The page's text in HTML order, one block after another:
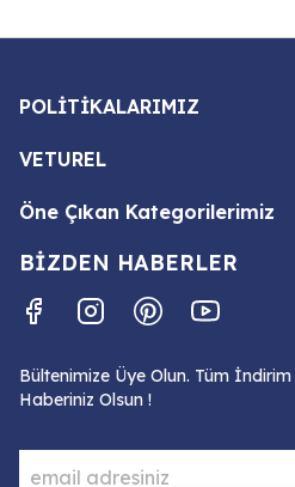
POLİTİKALARIMIZ
VETUREL
Öne Çıkan Kategorilerimiz
BİZDEN HABERLER
Bültenimize Üye Olun. Tüm
Haberiniz Olsun !